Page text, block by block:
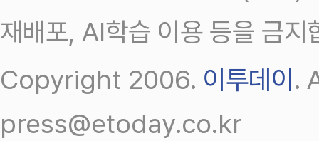
재배포, AI학습 이용 등을 금지
Copyright 2006. 이투데이 .
press@etoday.co.kr